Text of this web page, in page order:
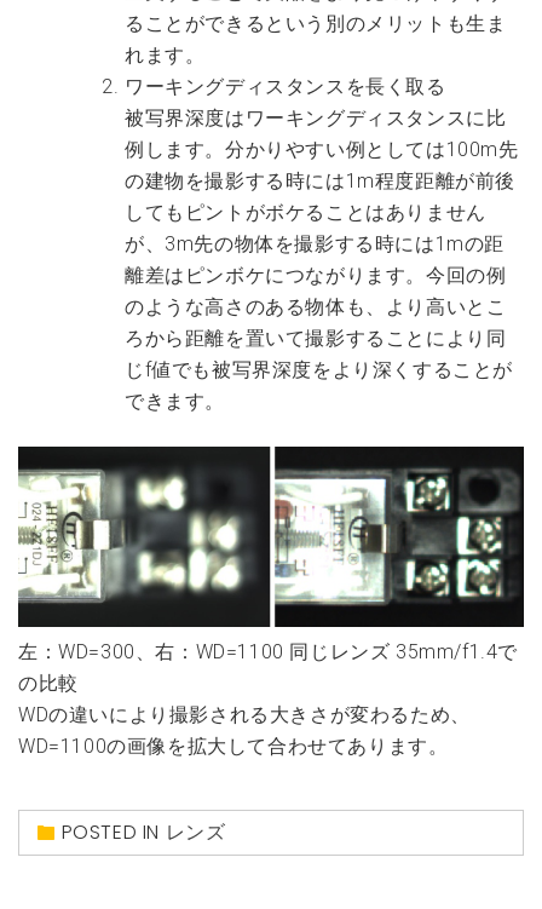
ることができるという別のメリットも生ま
れます。
ワーキングディスタンスを長く取る
被写界深度はワーキングディスタンスに比
例します。分かりやすい例としては100m先
の建物を撮影する時には1m程度距離が前後
してもピントがボケることはありません
が、3m先の物体を撮影する時には1mの距
離差はピンボケにつながります。今回の例
のような高さのある物体も、より高いとこ
ろから距離を置いて撮影することにより同
じf値でも被写界深度をより深くすることが
できます。
左：WD=300、右：WD=1100 同じレンズ 35mm/f1.4で
の比較
WDの違いにより撮影される大きさが変わるため、
WD=1100の画像を拡大して合わせてあります。
POSTED IN レンズ